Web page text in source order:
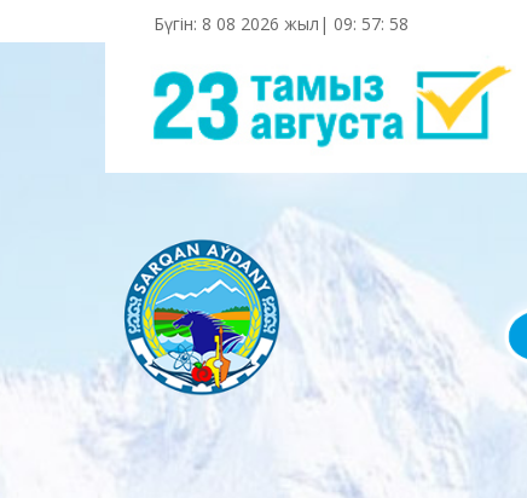
Бүгін: 8 08 2026 жыл| 09: 57: 59